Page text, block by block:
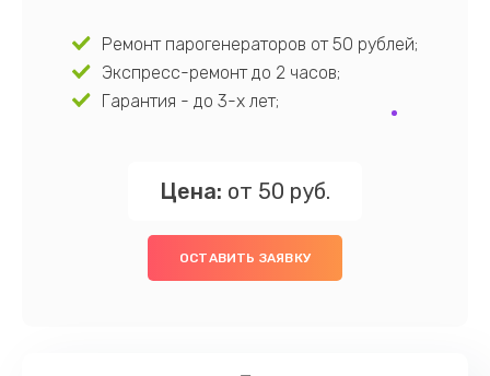
Ремонт парогенераторов от 50 рублей;
Экспресс-ремонт до 2 часов;
Гарантия - до 3-х лет;
Цена: от 50 руб.
ОСТАВИТЬ ЗАЯВКУ